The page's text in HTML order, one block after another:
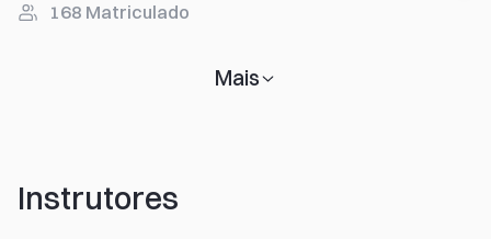
168 Matriculado
Mais
Instrutores